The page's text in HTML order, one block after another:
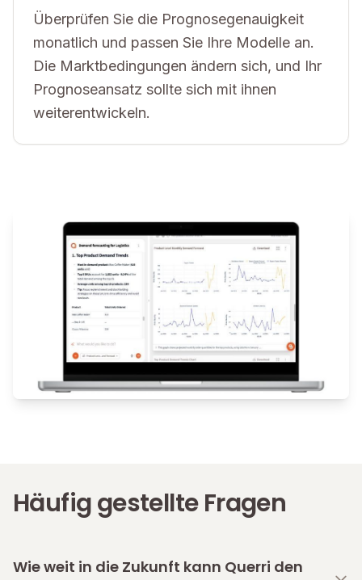
Überprüfen Sie die Prognosegenauigkeit
monatlich und passen Sie Ihre Modelle an.
Die Marktbedingungen ändern sich, und Ihr
Prognoseansatz sollte sich mit ihnen
weiterentwickeln.
Häufig gestellte Fragen
Wie weit in die Zukunft kann Querri den